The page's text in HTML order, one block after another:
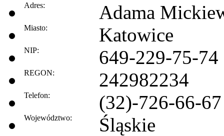
Adres: Adama
Miasto: Katowice
NIP: 649-229-75-74
REGON: 242982234
Telefon: (32)-726-66-67
Województwo: Śląskie